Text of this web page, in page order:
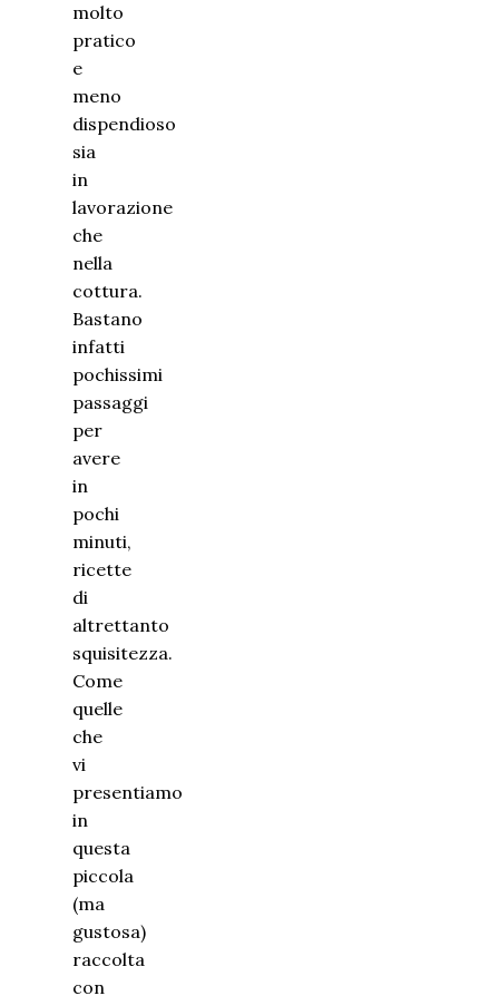
molto
pratico
e
meno
dispendioso
sia
in
lavorazione
che
nella
cottura.
Bastano
infatti
pochissimi
passaggi
per
avere
in
pochi
minuti,
ricette
di
altrettanto
squisitezza.
Come
quelle
che
vi
presentiamo
in
questa
piccola
(ma
gustosa)
raccolta
con